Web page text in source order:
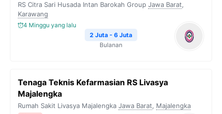
RS Citra Sari Husada Intan Barokah Group Jawa Barat,
Karawang
4 Minggu yang lalu
2 Juta - 6 Juta
Bulanan
Tenaga Teknis Kefarmasian RS Livasya
Majalengka
Rumah Sakit Livasya Majalengka Jawa Barat, Majalengka